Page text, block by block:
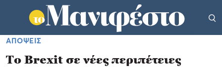
ΑΠΟΨΕΙΣ
Το Brexit σε νέες περιπέτειες